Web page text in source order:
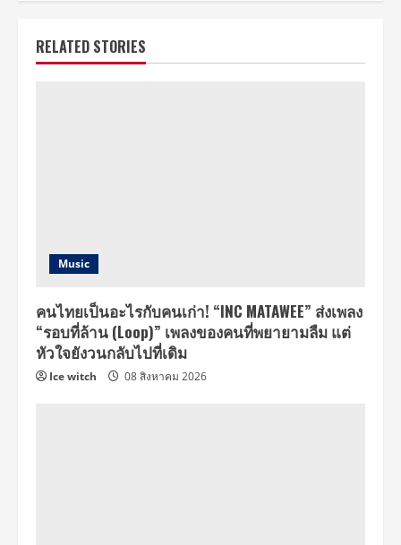
RELATED STORIES
Music
คนไทยเป็นอะไรกับคนเก่า! “INC MATAWEE” ส่งเพลง
“รอบที่ล้าน (Loop)” เพลงของคนที่พยายามลืม แต่
หัวใจยังวนกลับไปที่เดิม
Ice witch 08 สิงหาคม 2026